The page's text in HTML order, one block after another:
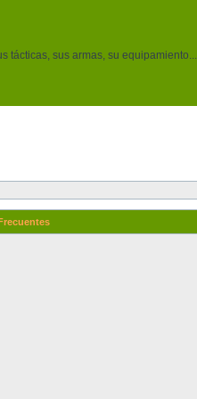
tácticas, sus armas, su equipamiento...